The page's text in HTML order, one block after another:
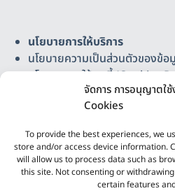
จัดการ การอนุญาตใช้
Cookies
To provide the best experiences, we
store and/or access device information.
will allow us to process data such as
this site. Not consenting or
certain features
นโยบายการให้บริการ
นโยบายความเป็นส่วนตัวของข้
นโยบายการใช้คุกกี้ (Cookies
แผนผังเว็บไซต์
วิทยาลัยอาชีวศึกษาเทคโนโลยีฐาน
Science-Based Technology
(Chonburi)
เลขที่ 37 หมู่ 3 ต.บ้านเก่า อ.พาน